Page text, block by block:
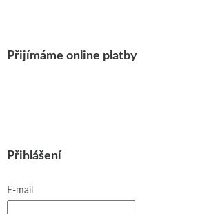
Přijímáme online platby
Přihlášení
E-mail